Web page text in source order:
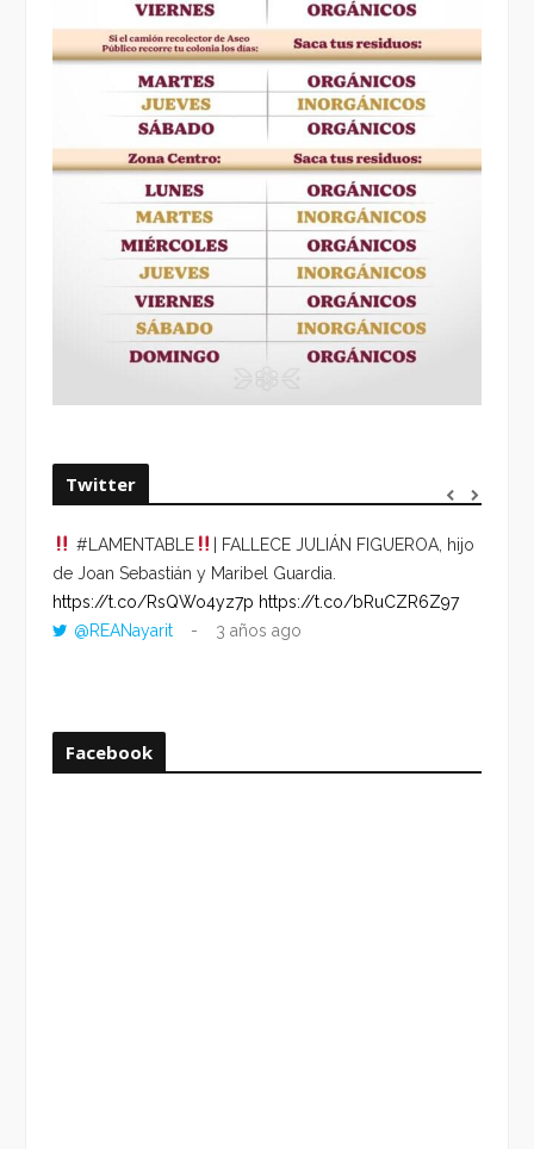
Twitter
#LAMENTABLE
| FALLECE JULIÁN FIGUEROA, hijo
de Joan Sebastián y Maribel Guardia.
https://t.co/RsQWo4yz7p https://t.co/bRuCZR6Z97
@REANayarit
3 años ago
Facebook